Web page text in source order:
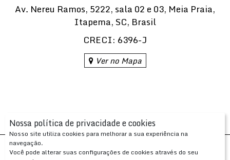
Nossa política de privacidade e cookies
Nosso site utiliza cookies para melhorar a sua experiência na
navegação.
Você pode alterar suas configurações de cookies através do seu
Av. Nereu Ramos, 5222, sala 02 e 03, Meia Praia,
Itapema, SC, Brasil
CRECI: 6396-J
Ver no Mapa
Apresenta.me ~ Plataforma Imobiliária